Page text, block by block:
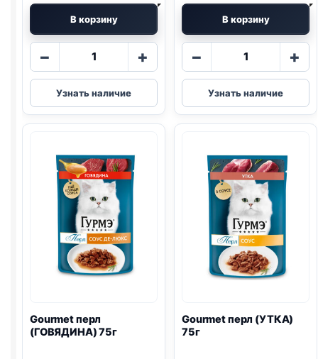
В корзину
−
Количество
Gourmet
натур.
рецепты
75г
+
Узнать наличие
В корзину
−
Количество
Gourmet
натур.
рецепты
ТОМАТАМИ)
75г
+
Узнать наличие
Gourmet перл
(ГОВЯДИНА) 75г
Gourmet перл (УТКА)
75г